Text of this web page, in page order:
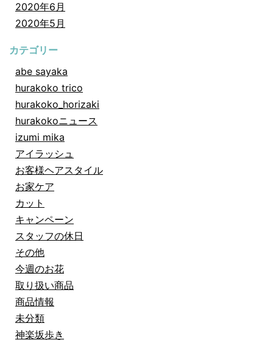
2020年6月
2020年5月
カテゴリー
abe sayaka
hurakoko trico
hurakoko_horizaki
hurakokoニュース
izumi mika
アイラッシュ
お客様ヘアスタイル
お家ケア
カット
キャンペーン
スタッフの休日
その他
今週のお花
取り扱い商品
商品情報
未分類
神楽坂歩き